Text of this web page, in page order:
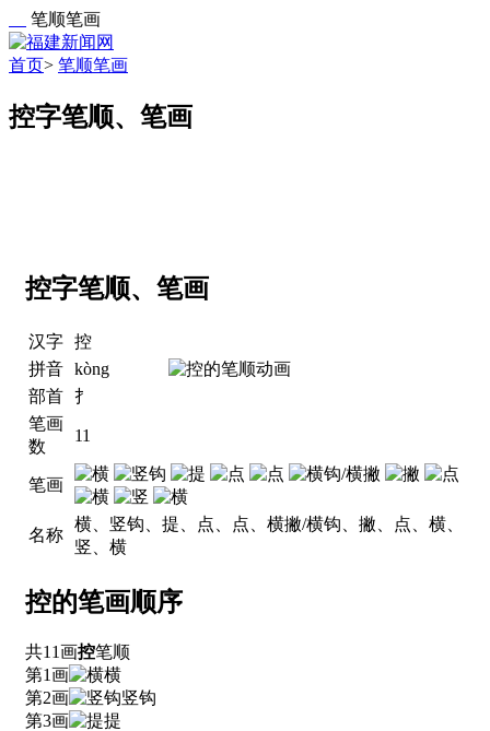
笔顺笔画
首页> 笔顺笔画
控字笔顺、笔画
控字笔顺、笔画
汉字 控
拼音 kòng
部首 扌
笔画
数
11
笔画
名称
横、竖钩、提、点、点、横撇/横钩、撇、点、横、
竖、横
控的笔画顺序
共11画控笔顺
第1画
横
第2画
竖钩
第3画
提